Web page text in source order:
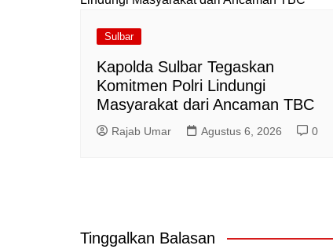
Sulbar
Kapolda Sulbar Tegaskan
Komitmen Polri Lindungi
Masyarakat dari Ancaman TBC
Rajab Umar Agustus 6, 2026 0
Tinggalkan Balasan